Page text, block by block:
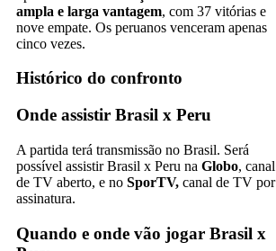
ampla e larga vantagem, com 37 vitórias e
nove empate. Os peruanos venceram apenas
cinco vezes.
Histórico do confronto
Onde assistir Brasil x Peru
A partida terá transmissão no Brasil. Será
possível assistir Brasil x Peru na Globo, canal
de TV aberto, e no SporTV, canal de TV por
assinatura.
Quando e onde vão jogar Brasil x